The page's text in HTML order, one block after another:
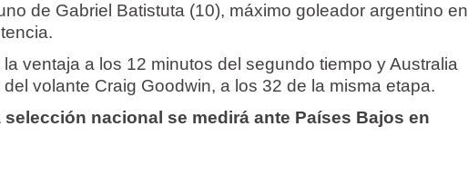
de Gabriel Batistuta (10), máximo goleador argentino en
la ventaja a los 12 minutos del segundo tiempo y Australia
volante Craig Goodwin, a los 32 de la misma etapa.
nacional se medirá ante Países Bajos en